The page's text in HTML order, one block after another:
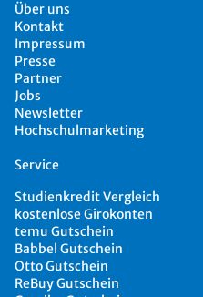
Über uns
Kontakt
Impressum
Presse
Partner
Jobs
Newsletter
Hochschulmarketing
Service
Studienkredit Vergleich
kostenlose Girokonten
temu Gutschein
Babbel Gutschein
Otto Gutschein
ReBuy Gutschein